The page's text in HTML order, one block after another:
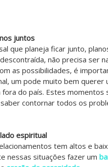
juntos
que planeja ficar junto,
não precisa ser
as possibilidades, é
um pode muito bem
fora do país. Estes momentos
contornar todos os
espiritual
tem altos e
nessas situações fazer um